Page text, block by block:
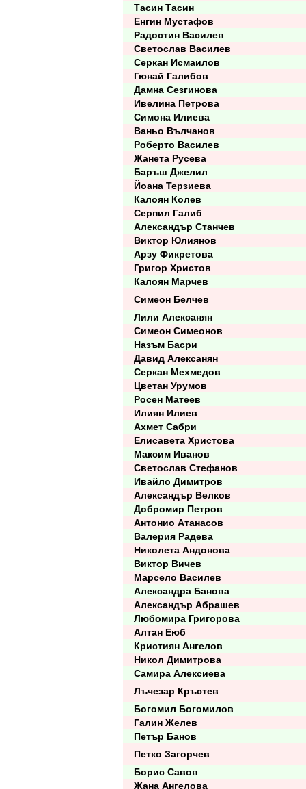
Тасин Тасин
Енгин Мустафов
Радостин Василев
Светослав Василев
Серкан Исмаилов
Гюнай Галибов
Дамна Сезгинова
Ивелина Петрова
Симона Илиева
Ваньо Вълчанов
Роберто Василев
Жанета Русева
Баръш Джелил
Йоана Терзиева
Калоян Колев
Серпил Галиб
Александър Станчев
Виктор Юлиянов
Арзу Фикретова
Григор Христов
Калоян Марчев
Симеон Белчев
Лили Алексанян
Симеон Симеонов
Назъм Басри
Давид Алексанян
Серкан Мехмедов
Цветан Урумов
Росен Матеев
Илиян Илиев
Ахмет Сабри
Елисавета Христова
Максим Иванов
Светослав Стефанов
Ивайло Димитров
Александър Велков
Добромир Петров
Антонио Атанасов
Валерия Радева
Николета Андонова
Виктор Вичев
Марсело Василев
Александра Банова
Александър Абрашев
Любомира Григорова
Алтан Еюб
Кристиян Ангелов
Никол Димитрова
Самира Алексиева
Лъчезар Кръстев
Богомил Богомилов
Галин Желев
Петър Банов
Петко Загорчев
Борис Савов
Жана Ангелова